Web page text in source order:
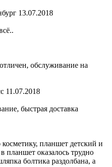
13.07.2018
обслуживание на
11.07.2018
быстрая доставка
косметику, планшет детский и
планшет оказалось трудно
болтика раздолбана, а